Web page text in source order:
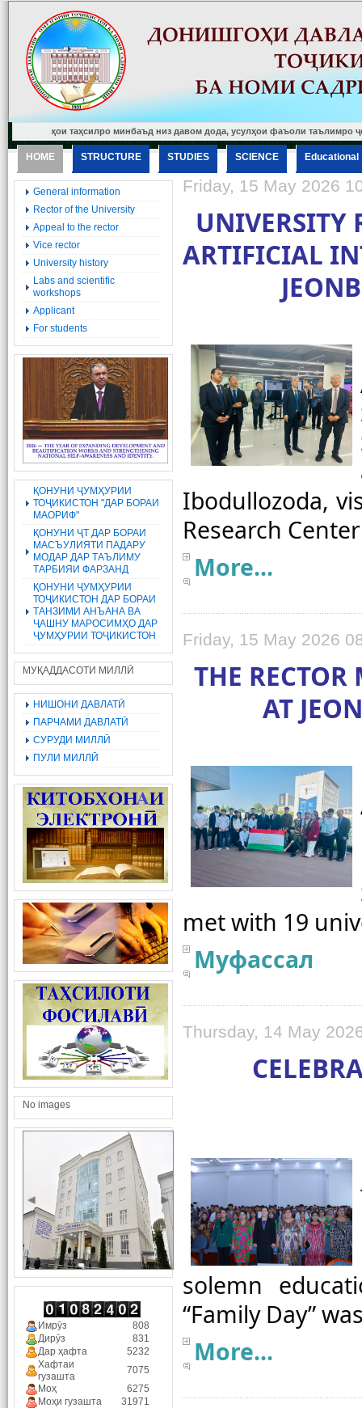
таҳсилро минбаъд низ давом дода, усулҳои фаъоли таълимро ҷорӣ
HOME STRUCTURE STUDIES SCIENCE Еducational
General information
Rector of the University
Appeal to the rector
Vice rector
University history
Labs and scientific
workshops
Applicant
For students
ҚОНУНИ ҶУМҲУРИИ
ТОҶИКИСТОН "ДАР БОРАИ
МАОРИФ"
ҚОНУНИ ҶТ ДАР БОРАИ
МАСЪУЛИЯТИ ПАДАРУ
МОДАР ДАР ТАЪЛИМУ
ТАРБИЯИ ФАРЗАНД
ҚОНУНИ ҶУМҲУРИИ
ТОҶИКИСТОН ДАР БОРАИ
ТАНЗИМИ АНЪАНА ВА
ҶАШНУ МАРОСИМҲО ДАР
ҶУМҲУРИИ ТОҶИКИСТОН
МУҚАДДАСОТИ МИЛЛӢ
НИШОНИ ДАВЛАТӢ
ПАРЧАМИ ДАВЛАТӢ
СУРУДИ МИЛЛӢ
ПУЛИ МИЛЛӢ
No images
Имрӯз
808
Дирӯз
831
Дар ҳафта
5232
Хафтаи
гузашта
7075
Моҳ
6275
Моҳи гузашта
31971
Friday, 15 May 2026
UNIVERSITY
ARTIFICIAL
Ibodullozoda,
More...
Friday, 15 May 2026
THE
AT
Муфассал
Thursday, 14 May
solemn
More...